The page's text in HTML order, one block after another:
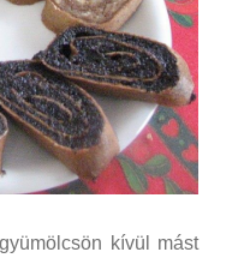
kívül mást